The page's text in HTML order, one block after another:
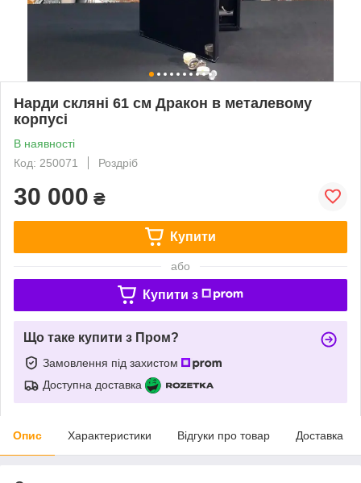
Нарди скляні 61 см Дракон в металевому
корпусі
В наявності
Код: 250071
Роздріб
30 000 ₴
Купити
або
Купити з
Що таке купити з Пром?
Замовлення під захистом
Доступна доставка
Опис Характеристики Відгуки про товар Доставка